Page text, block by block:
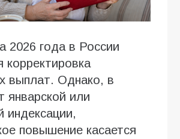
2026 года в России
корректировка
выплат. Однако, в
январской или
индексации,
повышение касается